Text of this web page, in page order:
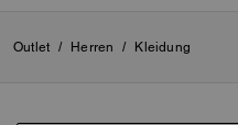
Outlet / Herren / Kleidung